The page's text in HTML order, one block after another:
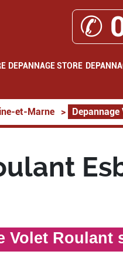
✆
DEPANNAGE STORE
et-Marne >
Volet Roulant